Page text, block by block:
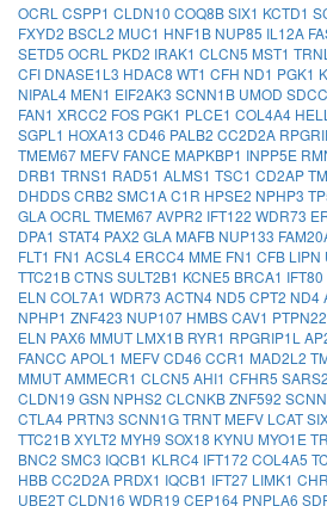
OCRL CSPP1 CLDN10 COQ8BSIX1 KCTD1
FXYD2 BSCL2 MUC1 HNF1B NUP85 IL12A
SETD5 OCRL PKD2 IRAK1 CLCN5 MST1
CFI DNASE1L3 HDAC8 WT1 CFH ND1 PGK1
NIPAL4 MEN1 EIF2AK3 SCNN1B UMOD
FAN1 XRCC2 FOS PGK1 PLCE1 COL4A4
SGPL1 HOXA13 CD46 PALB2 CC2D2A
TMEM67 MEFV FANCE MAPKBP1 INPP5E
DRB1 TRNS1 RAD51 ALMS1 TSC1 CD2AP
DHDDSCRB2 SMC1AC1R HPSE2 NPHP3
GLAOCRL TMEM67AVPR2 IFT122 WDR73
DPA1 STAT4 PAX2 GLA MAFB NUP133
FLT1 FN1 ACSL4 ERCC4 MME FN1 CFB LIPN
TTC21BCTNSSULT2B1 KCNE5 BRCA1 IFT80
ELN COL7A1 WDR73 ACTN4 ND5 CPT2 ND4
NPHP1 ZNF423 NUP107 HMBSCAV1 PTPN22
ELN PAX6 MMUT LMX1B RYR1 RPGRIP1L
FANCC APOL1 MEFVCD46 CCR1 MAD2L2
MMUTAMMECR1 CLCN5 AHI1 CFHR5 SARS2
CLDN19 GSN NPHS2 CLCNKBZNF592
CTLA4 PRTN3 SCNN1GTRNT MEFV LCAT
TTC21BXYLT2 MYH9 SOX18 KYNU MYO1E
BNC2 SMC3 IQCB1 KLRC4 IFT172 COL4A5
HBBCC2D2A PRDX1 IQCB1 IFT27 LIMK1
UBE2TCLDN16 WDR19 CEP164 PNPLA6